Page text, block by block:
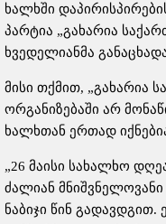
ხალხში
პარტია „გახარია
ხვედელიანმა
მისი თქმით, „გახარია
ორგანიზებაში არ
ხალხთან ერთად
„26 მაისი სახალხო
ძალიან
ნაბიჯი წინ გადავდგით.